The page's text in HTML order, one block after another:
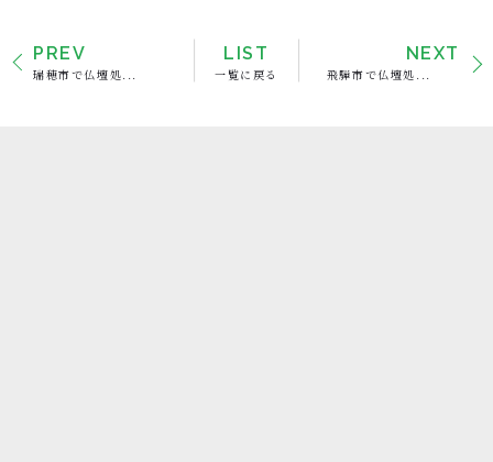
PREV
瑞穂市で仏壇処...
LIST
一覧に戻る
NEXT
飛騨市で仏壇処...